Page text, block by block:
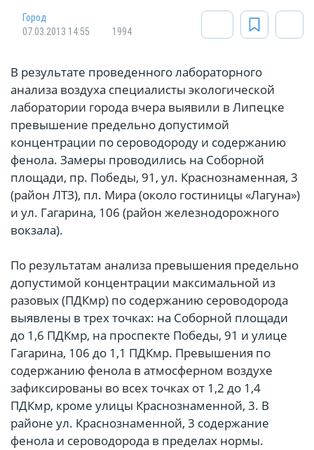
Город
07.03.2013 14:55
1994
В результате проведенного лабораторного
анализа воздуха специалисты экологической
лаборатории города вчера выявили в Липецке
превышение предельно допустимой
концентрации по сероводороду и содержанию
фенола. Замеры проводились на Соборной
площади, пр. Победы, 91, ул. Краснознаменная, 3
(район ЛТЗ), пл. Мира (около гостиницы «Лагуна»)
и ул. Гагарина, 106 (район железнодорожного
вокзала).
По результатам анализа превышения предельно
допустимой концентрации максимальной из
разовых (ПДКмр) по содержанию сероводорода
выявлены в трех точках: на Соборной площади
до 1,6 ПДКмр, на проспекте Победы, 91 и улице
Гагарина, 106 до 1,1 ПДКмр. Превышения по
содержанию фенола в атмосферном воздухе
зафиксированы во всех точках от 1,2 до 1,4
ПДКмр, кроме улицы Краснознаменной, 3. В
районе ул. Краснознаменной, 3 содержание
фенола и сероводорода в пределах нормы.